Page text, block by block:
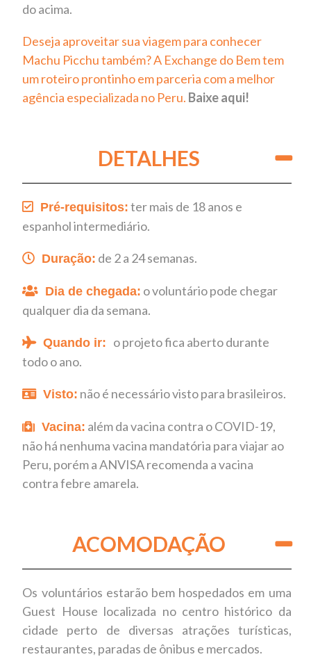
do acima.
Deseja aproveitar sua viagem para conhecer
Machu Picchu também? A Exchange do Bem tem
um roteiro prontinho em parceria com a melhor
agência especializada no Peru. Baixe aqui!
DETALHES
Pré-requisitos: ter mais de 18 anos e
espanhol intermediário.
Duração: de 2 a 24 semanas.
Dia de chegada: o voluntário pode chegar
qualquer dia da semana.
Quando ir: o projeto fica aberto durante
todo o ano.
Visto: não é necessário visto para brasileiros.
Vacina: além da vacina contra o COVID-19,
não há nenhuma vacina mandatória para viajar ao
Peru, porém a ANVISA recomenda a vacina
contra febre amarela.
ACOMODAÇÃO
Os voluntários estarão bem hospedados em uma
Guest House localizada no centro histórico da
cidade perto de diversas atrações turísticas,
restaurantes, paradas de ônibus e mercados.